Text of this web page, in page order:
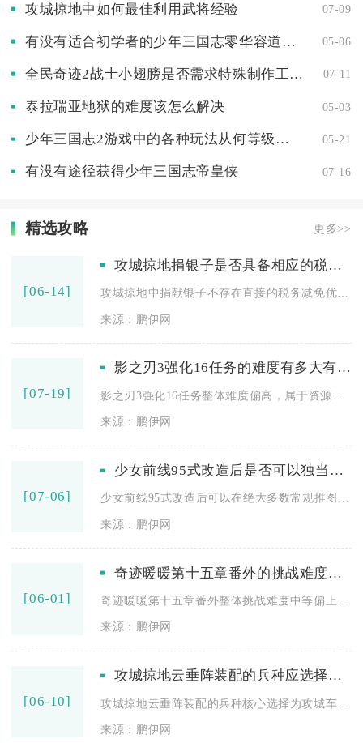
攻城掠地中如何最佳利用武将经验 07-09
有没有适合初学者的少年三国志零华容道阵容推荐 05-06
全民奇迹2战士小翅膀是否需求特殊制作工具 07-11
泰拉瑞亚地狱的难度该怎么解决 05-03
少年三国志2游戏中的各种玩法从何等级开始 05-21
有没有途径获得少年三国志帝皇侠 07-16
精选攻略 更多>>
[06-14]
攻城掠地捐银子是否具备相应的税务优惠
来源：鹏伊网
[07-19]
影之刃3强化16任务的难度有多大有什么窍门可以轻松过关
来源：鹏伊网
[07-06]
少女前线95式改造后是否可以独当一面
少女前线95式改造后可以在绝大多数常规推图、中低难度攻坚场景...
来源：鹏伊网
[06-01]
奇迹暖暖第十五章番外的挑战难度如何
来源：鹏伊网
[06-10]
攻城掠地云垂阵装配的兵种应选择哪些
来源：鹏伊网